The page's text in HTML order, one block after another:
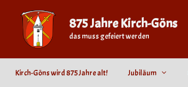
springen
875 Jahre Kirch-Göns
das muss gefeiert werden
Kirch-Göns wird 875 Jahre alt! Jubiläum